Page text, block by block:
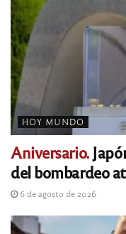
HOY MUNDO
Aniversario.
del bombardeo
6 de agosto de 2026